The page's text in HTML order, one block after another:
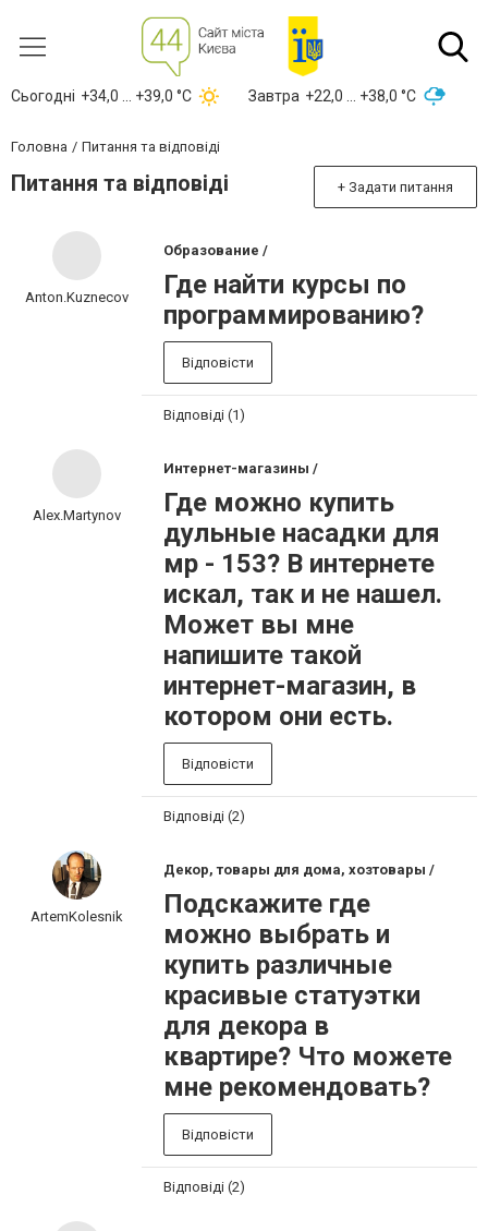
Сьогодні +34,0 ... +39,0 °С Завтра +22,0 ... +38,0 °С
Головна Питання та відповіді
Питання та відповіді + Задати питання
Anton.Kuznecov
Образование /
Где найти курсы по
программированию?
Відповісти
Відповіді (1)
Alex.Martynov
Интернет-магазины /
Где можно купить
дульные насадки для
мр - 153? В интернете
искал, так и не нашел.
Может вы мне
напишите такой
интернет-магазин, в
котором они есть.
Відповісти
Відповіді (2)
ArtemKolesnik
Декор, товары для дома, хозтовары /
Подскажите где
можно выбрать и
купить различные
красивые статуэтки
для декора в
квартире? Что можете
мне рекомендовать?
Відповісти
Відповіді (2)